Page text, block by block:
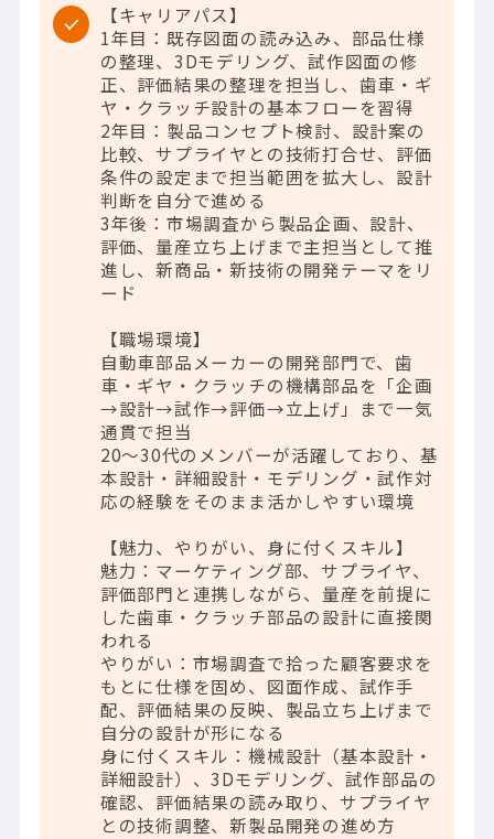
【キャリアパス】
1年目：既存図面の読み込み、部品仕様
の整理、3Dモデリング、試作図面の修
正、評価結果の整理を担当し、歯車・ギ
ヤ・クラッチ設計の基本フローを習得
2年目：製品コンセプト検討、設計案の
比較、サプライヤとの技術打合せ、評価
条件の設定まで担当範囲を拡大し、設計
判断を自分で進める
3年後：市場調査から製品企画、設計、
評価、量産立ち上げまで主担当として推
進し、新商品・新技術の開発テーマをリ
ード
【職場環境】
自動車部品メーカーの開発部門で、歯
車・ギヤ・クラッチの機構部品を「企画
→設計→試作→評価→立上げ」まで一気
通貫で担当
20～30代のメンバーが活躍しており、基
本設計・詳細設計・モデリング・試作対
応の経験をそのまま活かしやすい環境
【魅力、やりがい、身に付くスキル】
魅力：マーケティング部、サプライヤ、
評価部門と連携しながら、量産を前提に
した歯車・クラッチ部品の設計に直接関
われる
やりがい：市場調査で拾った顧客要求を
もとに仕様を固め、図面作成、試作手
配、評価結果の反映、製品立ち上げまで
自分の設計が形になる
身に付くスキル：機械設計（基本設計・
詳細設計）、3Dモデリング、試作部品の
確認、評価結果の読み取り、サプライヤ
との技術調整、新製品開発の進め方